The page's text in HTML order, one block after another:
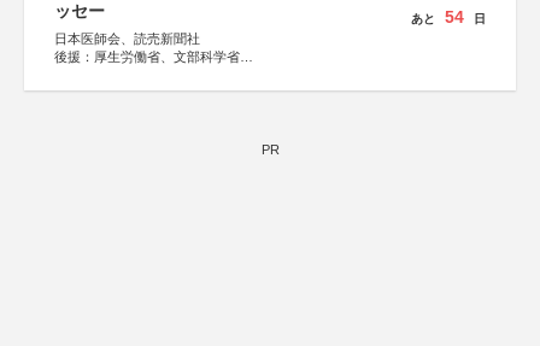
ッセー
日本医師会、読売新聞社
後援：厚生労働省、文部科学省
しん生命保険株式会社
あと 54 日
PR